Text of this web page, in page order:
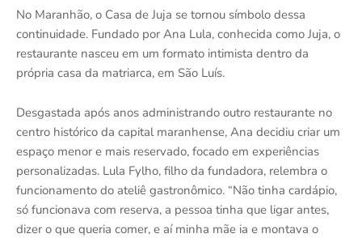
No Maranhão, o Casa de Juja se tornou símbolo dessa
continuidade. Fundado por Ana Lula, conhecida como Juja, o
restaurante nasceu em um formato intimista dentro da
própria casa da matriarca, em São Luís.
Desgastada após anos administrando outro restaurante no
centro histórico da capital maranhense, Ana decidiu criar um
espaço menor e mais reservado, focado em experiências
personalizadas. Lula Fylho, filho da fundadora, relembra o
funcionamento do ateliê gastronômico. “Não tinha cardápio,
só funcionava com reserva, a pessoa tinha que ligar antes,
dizer o que queria comer, e aí minha mãe ia e montava o